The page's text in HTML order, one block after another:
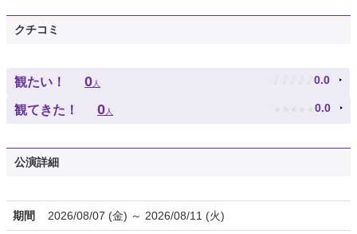
クチコミ
観たい！ 0人 ♪ ♪ ♪ ♪ ♪ 0.0
観てきた！ 0人 ★ ★ ★ ★ ★ 0.0
公演詳細
期間 2026/08/07 (金) ～ 2026/08/11 (火)